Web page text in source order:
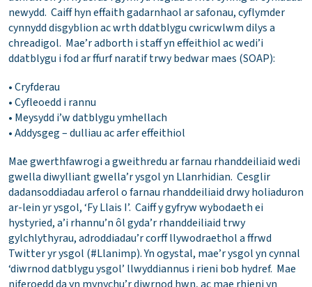
newydd. Caiff hyn effaith gadarnhaol ar safonau, cyflymder
cynnydd disgyblion ac wrth ddatblygu cwricwlwm dilys a
chreadigol. Mae’r adborth i staff yn effeithiol ac wedi’i
ddatblygu i fod ar ffurf naratif trwy bedwar maes (SOAP):
• Cryfderau
• Cyfleoedd i rannu
• Meysydd i’w datblygu ymhellach
• Addysgeg – dulliau ac arfer effeithiol
Mae gwerthfawrogi a gweithredu ar farnau rhanddeiliaid wedi
gwella diwylliant gwella’r ysgol yn Llanrhidian. Cesglir
dadansoddiadau arferol o farnau rhanddeiliaid drwy holiaduron
ar-lein yr ysgol, ‘Fy Llais I’. Caiff y gyfryw wybodaeth ei
hystyried, a’i rhannu’n ôl gyda’r rhanddeiliaid trwy
gylchlythyrau, adroddiadau’r corff llywodraethol a ffrwd
Twitter yr ysgol (#Llanimp). Yn ogystal, mae’r ysgol yn cynnal
‘diwrnod datblygu ysgol’ llwyddiannus i rieni bob hydref. Mae